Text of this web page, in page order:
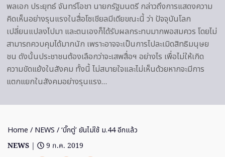
พลเอก ประยุทธ์ จันทร์โอชา นายกรัฐมนตรี กล่าวถึงการแสดงความ
คิดเห็นอย่างรุนแรงในสื่อโซเชียลมีเดียขณะนี้ ว่า ปัจจุบันโลก
เปลี่ยนแปลงไปมา และตนเองก็ได้รับผลกระทบมากพอสมควร โดยไม่
สามารถควบคุมได้มากนัก เพราะอาจจะเป็นการไปละเมิดสิทธิมนุษย
ชน ดังนั้นประชาชนต้องเลือกว่าจะเสพสื่อฯ อย่างไร เพื่อไม่ให้เกิด
ความขัดแย้งในสังคม ทั้งนี้ ไม่สบายใจและไม่เห็นด้วยหากจะมีการ
แตกแยกในสังคมอย่างรุนแรง…
Home / NEWS / ‘บิ๊กตู่’ ยันไม่ใช้ ม.44 อีกแล้ว
NEWS |
9 ก.ค. 2019